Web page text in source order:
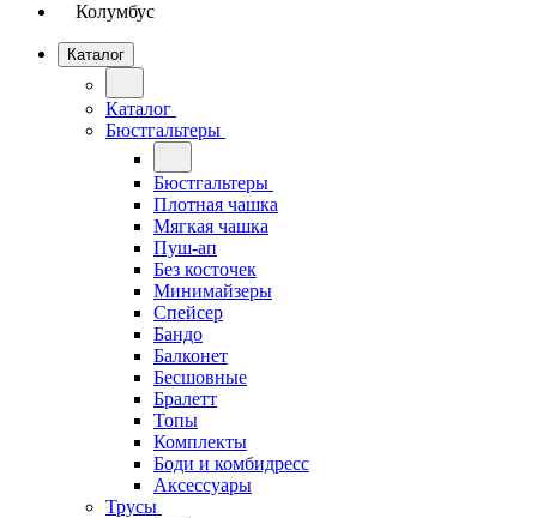
Колумбус
Каталог
Каталог
Бюстгальтеры
Бюстгальтеры
Плотная чашка
Мягкая чашка
Пуш-ап
Без косточек
Минимайзеры
Спейсер
Бандо
Балконет
Бесшовные
Бралетт
Топы
Комплекты
Боди и комбидресс
Аксессуары
Трусы